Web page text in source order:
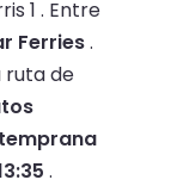
1 . Entre
Ferries.
ruta de
.